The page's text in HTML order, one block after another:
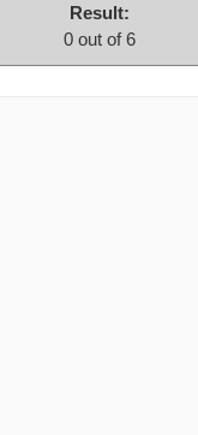
Result:
0 out of 6